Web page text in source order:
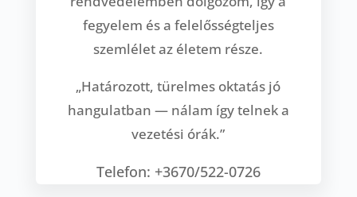
fegyelem és a felelősségteljes
szemlélet az életem része.
„Határozott, türelmes oktatás jó
hangulatban — nálam így telnek a
vezetési órák.”
Telefon: +3670/522-0726